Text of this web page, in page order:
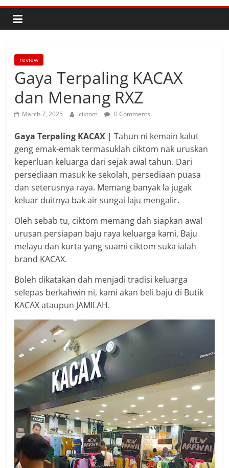
review
Gaya Terpaling KACAX
dan Menang RXZ
March 7, 2025 ciktom 0 Comments
Gaya Terpaling KACAX | Tahun ni kemain kalut
geng emak-emak termasuklah ciktom nak uruskan
keperluan keluarga dari sejak awal tahun. Dari
persediaan masuk ke sekolah, persediaan puasa
dan seterusnya raya. Memang banyak la jugak
keluar duitnya bak air sungai laju mengalir.
Oleh sebab tu, ciktom memang dah siapkan awal
urusan persiapan baju raya keluarga kami. Baju
melayu dan kurta yang suami ciktom suka ialah
brand KACAX.
Boleh dikatakan dah menjadi tradisi keluarga
selepas berkahwin ni, kami akan beli baju di Butik
KACAX ataupun JAMILAH.